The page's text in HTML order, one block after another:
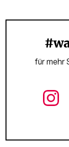
für mehr